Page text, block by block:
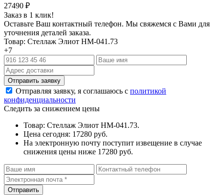
27490 ₽
Заказ в 1 клик!
Оставьте Ваш контактный телефон. Мы свяжемся с Вами для
уточнения деталей заказа.
Товар: Стеллаж Элиот НМ-041.73
+7
Отправляя заявку, я соглашаюсь с политикой
конфиденциальности
Следить за снижением цены
Товар: Стеллаж Элиот НМ-041.73.
Цена сегодня: 17280 руб.
На электронную почту поступит извещение в случае
снижения цены ниже 17280 руб.